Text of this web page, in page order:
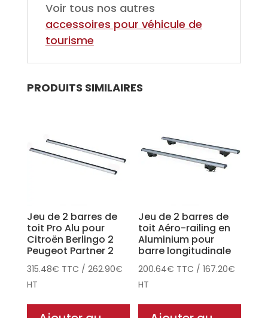
Voir tous nos autres
accessoires pour véhicule de
tourisme
PRODUITS SIMILAIRES
Jeu de 2 barres de
toit Pro Alu pour
Citroën Berlingo 2
Peugeot Partner 2
315.48€ TTC / 262.90€
HT
Jeu de 2 barres de
toit Aéro-railing en
Aluminium pour
barre longitudinale
200.64€ TTC /167.20€
HT